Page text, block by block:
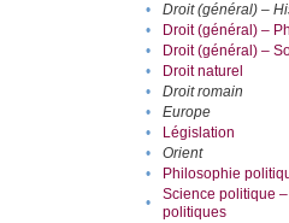
• Droit (général) –
•
Droit (général) –
•
Droit (général) –
•
Droit naturel
•
Droit romain
•
Europe
•
Législation
•
Orient
•
Philosophie
•
Science politique
politiques